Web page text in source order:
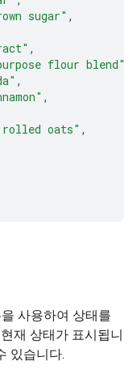
sugar" ,
,
flour blend"
,
,
oats" ,
사용하여 상태를
재 상태가 표시됩니
있습니다.